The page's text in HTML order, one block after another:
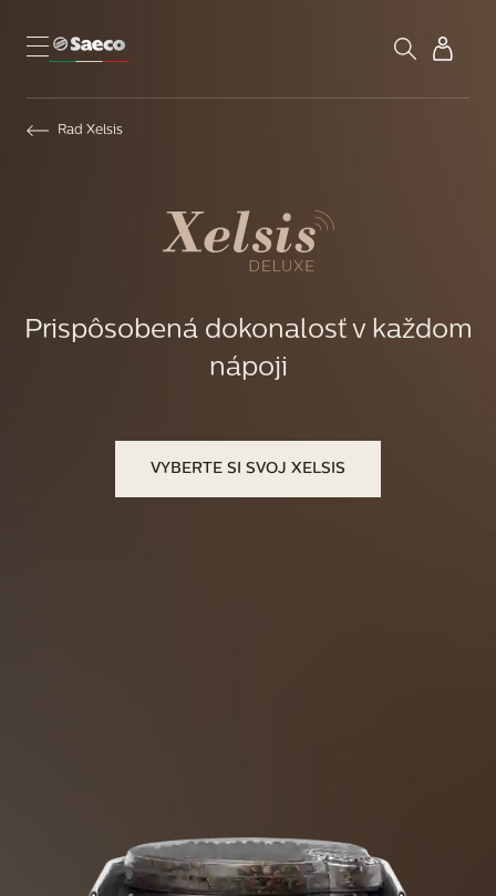
Rad Xelsis
Prispôsobená dokonalosť v každom
nápoji
VYBERTE SI SVOJ XELSIS